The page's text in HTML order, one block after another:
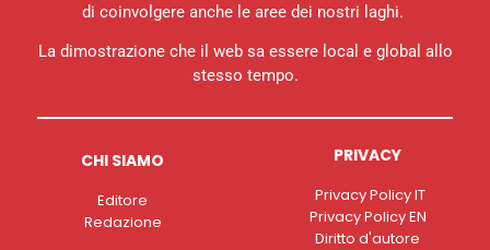
di coinvolgere anche le aree dei nostri laghi.
La dimostrazione che il web sa essere local e global allo
stesso tempo.
CHI SIAMO
Editore
Redazione
PRIVACY
Privacy Policy IT
Privacy Policy EN
Diritto d'autore